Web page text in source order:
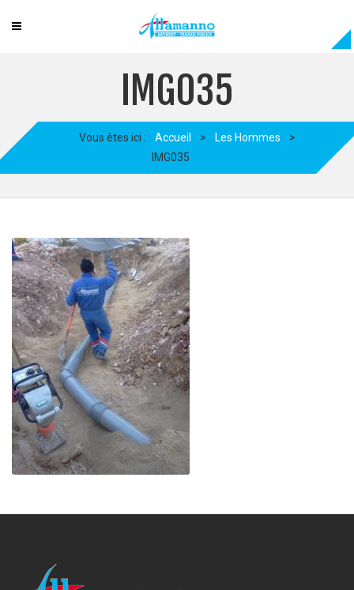
IMG035
Vous êtes ici : Accueil > Les Hommes
>
IMG035